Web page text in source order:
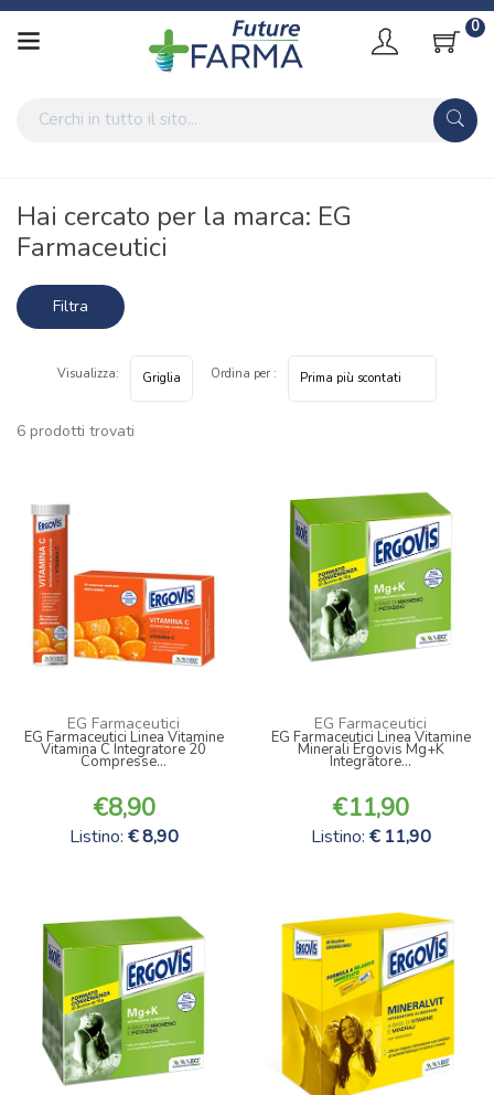
0
Home Marche parafarmaci EG Farmaceutici
Hai cercato per la marca: EG
Farmaceutici
Filtra
6 prodotti trovati
Visualizza: Ordina per :
EG Farmaceutici
EG Farmaceutici Linea Vitamine
Vitamina C Integratore 20
Compresse...
8,90
Listino: 8,90
EG Farmaceutici
EG Farmaceutici Linea Vitamine
Minerali Ergovis Mg+K
Integratore...
11,90
Listino: 11,90